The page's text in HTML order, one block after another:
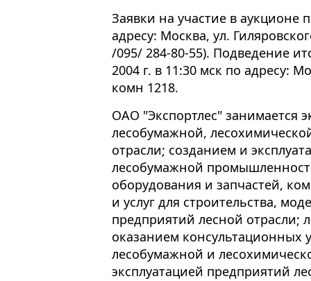
Заявки на участие в аукционе
адресу: Москва, ул.
/095/ 284-80-55). Подведение
2004 г. в 11:30 мск по адресу:
комн 1218.
ОАО "Экспортлес" занимается
лесобумажной,
отрасли; созданием и
лесобумажной
оборудования и запчастей,
и услуг для строительства,
предприятий лесной отрасли;
оказанием консультационных
лесобумажной и
эксплуатацией предприятий